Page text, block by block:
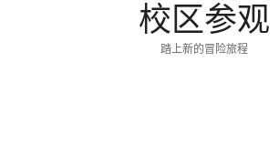
校区参观
踏上新的冒险旅程